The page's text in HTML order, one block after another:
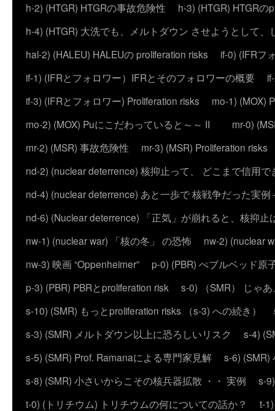
h-2) (HTGR) HTGRの事故危険性
h-3) (HTGR) HTGRの
h-4) (HTGR) 大洗でも、メルトダウン させようとして、
hal-2) (HALEU) HALEUの proliferation risks
if-0) (IFRフ
if-1) (IFRとフォロワー）IFRとそのフォロワーの概要
if-3) (IFRとフォロワー) Proliferation risks
mo-1) (MOX)
mo-2) (MOX) Puにこだわっていると～～ II
mr-0)
mr-2) (MSR) 事故危険性
mr-3) (MSR) Proliferation risks
nd-2) (nuclear deterrence) 核抑止って、 どこまで信用で
nd-4) (nuclear deterrence) あと一歩で 核戦争だった実例
nd-6) (Nuclear deterrence) 「正気」が崩れると、核抑止
nw-1) (nuclear war) 「核の冬」 の恐怖
nw-2) (nuclear
nw-3) 映画 “Oppenheimer”
p-0) (PBR) ぺブルベッド原
p-3) (PBR) PBRとproliferation risk
s-0) （SMR） じゃ
s-10) (SMR) もっとproliferation risks （s-3) への続き）
s-3) (SMR) メルトダウン以上に恐ろしいリスク
s-4)
s-5) (SMR) Prof. Ramanaによる専門家見解
s-6) (SMR)
s-8) (SMR) 小さいからこその核兵器拡散 ・・ 実例
s-
t-0) (トリチウム) トリチウムの何についての話か？
t-